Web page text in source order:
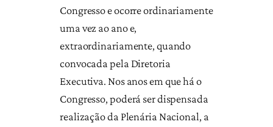
Congresso e ocorre ordinariamente
uma vez ao ano e,
extraordinariamente, quando
convocada pela Diretoria
Executiva. Nos anos em que há o
Congresso, poderá ser dispensada
realização da Plenária Nacional, a